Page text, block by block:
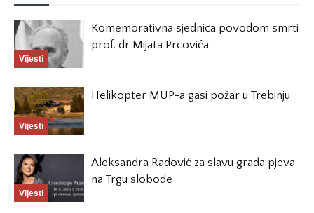
Vijesti
Komemorativna sjednica povodom smrti
prof. dr Mijata Prcovića
Vijesti
Helikopter MUP-a gasi požar u Trebinju
Vijesti
Aleksandra Radović za slavu grada pjeva
na Trgu slobode